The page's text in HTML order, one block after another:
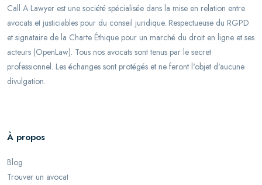
Call A Lawyer est une société spécialisée dans la mise en relation entre
avocats et justiciables pour du conseil juridique. Respectueuse du RGPD
et signataire de la Charte Éthique pour un marché du droit en ligne et ses
acteurs (OpenLaw). Tous nos avocats sont tenus par le secret
professionnel. Les échanges sont protégés et ne feront l'objet d'aucune
divulgation.
À propos
Blog
Trouver un avocat